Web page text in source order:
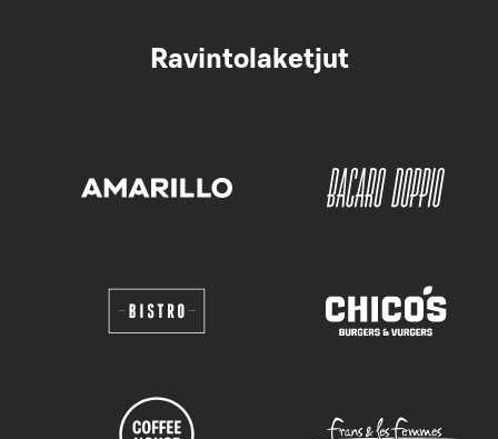
Ravintolaketjut